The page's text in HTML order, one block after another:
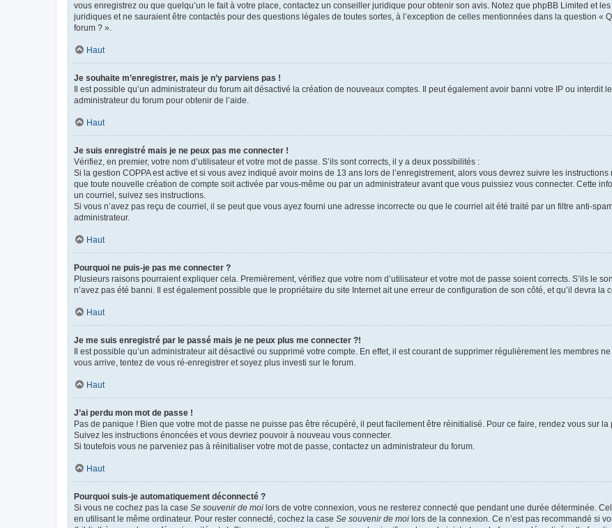
vous enregistrez ou que quelqu’un le fait à votre place, contactez un conseiller juridique pour obtenir son avis. Notez que phpBB Limited et
juridiques et ne sauraient être contactés pour des questions légales de toutes sortes, à l’exception de celles mentionnées dans la question «
forum ? ».
Haut
Je souhaite m’enregistrer, mais je n’y parviens pas !
Il est possible qu’un administrateur du forum ait désactivé la création de nouveaux comptes. Il peut également avoir banni votre IP ou interdit
administrateur du forum pour obtenir de l’aide.
Haut
Je suis enregistré mais je ne peux pas me connecter !
Vérifiez, en premier, votre nom d’utilisateur et votre mot de passe. S’ils sont corrects, il y a deux possibilités :
Si la gestion COPPA est active et si vous avez indiqué avoir moins de 13 ans lors de l’enregistrement, alors vous devrez suivre les
que toute nouvelle création de compte soit activée par vous-même ou par un administrateur avant que vous puissiez vous connecter. Cette
un courriel, suivez ses instructions.
Si vous n’avez pas reçu de courriel, il se peut que vous ayez fourni une adresse incorrecte ou que le courriel ait été traité par un filtre anti-
administrateur.
Haut
Pourquoi ne puis-je pas me connecter ?
Plusieurs raisons pourraient expliquer cela. Premièrement, vérifiez que votre nom d’utilisateur et votre mot de passe soient corrects. S’ils le
n’avez pas été banni. Il est également possible que le propriétaire du site Internet ait une erreur de configuration de son côté, et qu’il devra la
Haut
Je me suis enregistré par le passé mais je ne peux plus me connecter ?!
Il est possible qu’un administrateur ait désactivé ou supprimé votre compte. En effet, il est courant de supprimer régulièrement les membres
vous arrive, tentez de vous ré-enregistrer et soyez plus investi sur le forum.
Haut
J’ai perdu mon mot de passe !
Pas de panique ! Bien que votre mot de passe ne puisse pas être récupéré, il peut facilement être réinitialisé. Pour ce faire, rendez vous sur
Suivez les instructions énoncées et vous devriez pouvoir à nouveau vous connecter.
Si toutefois vous ne parveniez pas à réinitialiser votre mot de passe, contactez un administrateur du forum.
Haut
Pourquoi suis-je automatiquement déconnecté ?
Si vous ne cochez pas la case Se souvenir de moi lors de votre connexion, vous ne resterez connecté que pendant une durée déterminée.
en utilisant le même ordinateur. Pour rester connecté, cochez la case Se souvenir de moi lors de la connexion. Ce n’est pas recommandé si